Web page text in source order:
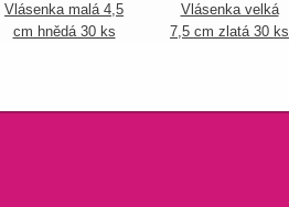
Vlásenka malá 4,5
cm hnědá 30 ks
Vlásenka velká
7,5 cm zlatá 30 ks